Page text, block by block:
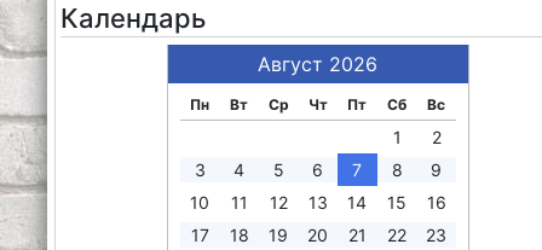
Календарь
Август 2026
Пн Вт Ср Чт Пт Сб Вс
1
2
3
4 5 6 7 8
9
10
11 12 13 14 15
16
17
18 19 20 21 22
23